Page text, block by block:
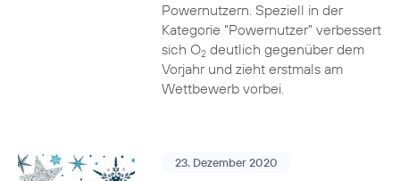
Powernutzern. Speziell in der
Kategorie “Powernutzer” verbessert
sich O2deutlich gegenüber dem
Vorjahr und zieht erstmals am
Wettbewerb vorbei.
23. Dezember 2020